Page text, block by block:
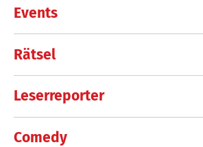
Events
Rätsel
Leserreporter
Comedy